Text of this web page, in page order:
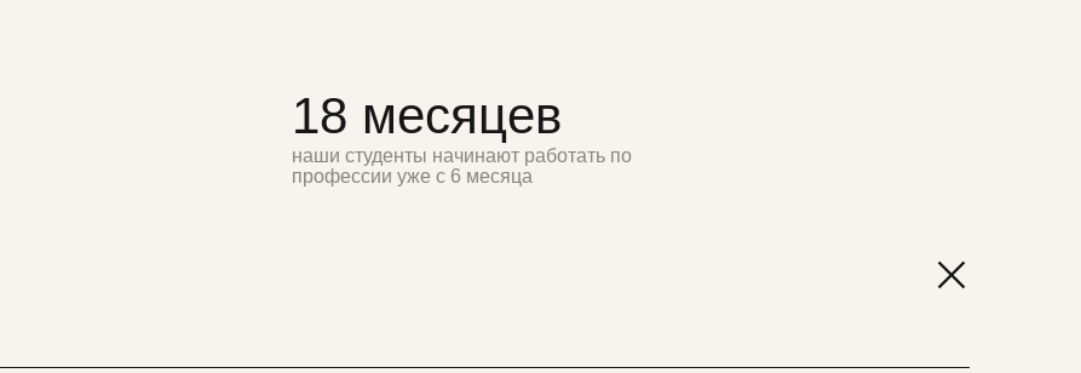
18 месяцев
наши студенты начинают работать по
профессии уже с 6 месяца